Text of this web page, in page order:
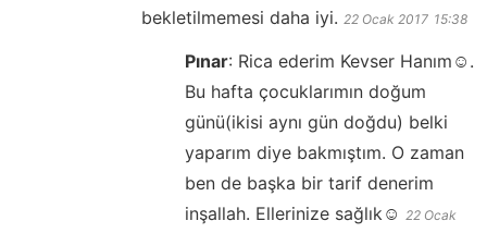
bekletilmemesi daha iyi. 22 Ocak 2017 15:38
Pınar: Rica ederim Kevser Hanım☺️.
Bu hafta çocuklarımın doğum
günü(ikisi aynı gün doğdu) belki
yaparım diye bakmıştım. O zaman
ben de başka bir tarif denerim
inşallah. Ellerinize sağlık☺️ 22 Ocak